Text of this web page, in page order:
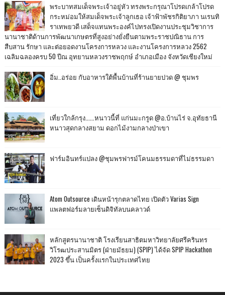
พระบาทสมเด็จพระเจ้าอยู่หัว ทรงพระกรุณาโปรดเกล้าโปรด
กระหม่อมให้สมเด็จพระเจ้าลูกเธอ เจ้าฟ้าพัชรกิติยาภา นเรนทิ
ราเทพยวดี เสด็จแทนพระองค์ไปทรงเปิดงานประชุมวิชาการ
นานาชาติด้านการพัฒนาเกษตรที่สูงอย่างยั่งยืนตามพระราชปณิธาน การ
สืบสาน รักษา และต่อยอดงานโครงการหลวง และงานโครงการหลวง 2562
เฉลิมฉลองครบ 50 ปีณ อุทยานหลวงราชพฤกษ์ อำเภอเมือง จังหวัดเชียงใหม่
อิ่ม..อร่อย กับอาหารใต้พื้นบ้านที่ร้านยายปวด @ ชุมพร
เที่ยวใกล้กรุง......หนาวนี้ที่ แก่นมะกรูด @อ.บ้านไร่ จ.อุทัยธานี
หนาวสุดกลางสยาม ดอกไม้งามกลางป่าเขา
ฟาร์มอินทร์แปลง @ชุมพรฟารม์โคนมธรรมดาที่ไม่ธรรมดา
Atom Outsource เดินหน้ารุกตลาดไทย เปิดตัว Varias Sign
แพลตฟอร์มลายเซ็นดิจิทัลบนคลาวด์
หลักสูตรนานาชาติ โรงเรียนสาธิตมหาวิทยาลัยศรีครินทร
วิโรฒประสานมิตร (ฝ่ายมัธยม) (SPIP) ได้จัด SPIP Hackathon
2023 ขึ้น เป็นครั้งแรกในประเทศไทย